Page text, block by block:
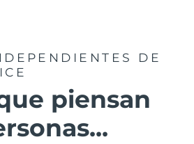
DE
piensan